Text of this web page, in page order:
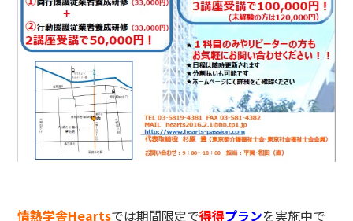
情熱学舎Heartsでは期間限定で得得プランを実施中で